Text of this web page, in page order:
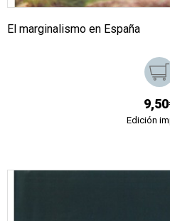
El marginalismo en España
Edición